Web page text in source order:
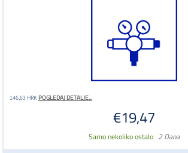
146,63 HRKPOGLEDAJ DETALJE...
€19,47
Samo nekoliko ostalo 2 Dana